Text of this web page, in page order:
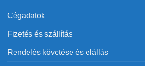
Cégadatok
Fizetés és szállítás
Rendelés követése és elállás